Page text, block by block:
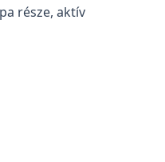
része, aktív